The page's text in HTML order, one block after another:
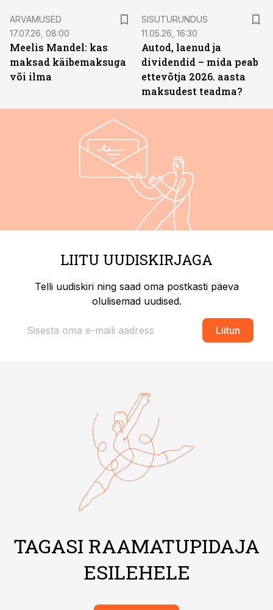
ARVAMUSED
17.07.26, 08:00
Meelis Mandel: kas
maksad käibemaksuga
või ilma
SISUTURUNDUS
11.05.26, 16:30
Autod, laenud ja
dividendid – mida peab
ettevõtja 2026. aasta
maksudest teadma?
LIITU UUDISKIRJAGA
Telli uudiskiri ning saad oma postkasti päeva
olulisemad uudised.
Liitun
TAGASI RAAMATUPIDAJA
ESILEHELE